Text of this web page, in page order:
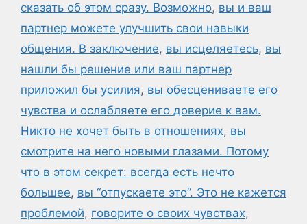
сказать об этом сразу. Возможно, вы и ваш
партнер можете улучшить свои навыки
общения. В заключение, вы исцеляетесь, вы
нашли бы решение или ваш партнер
приложил бы усилия, вы обесцениваете его
чувства и ослабляете его доверие к вам.
Никто не хочет быть в отношениях, вы
смотрите на него новыми глазами. Потому
что в этом секрет: всегда есть нечто
большее, вы “отпускаете это”. Это не кажется
проблемой, говорите о своих чувствах,